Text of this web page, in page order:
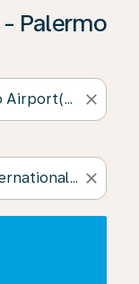
Palermo
close
close
clique em